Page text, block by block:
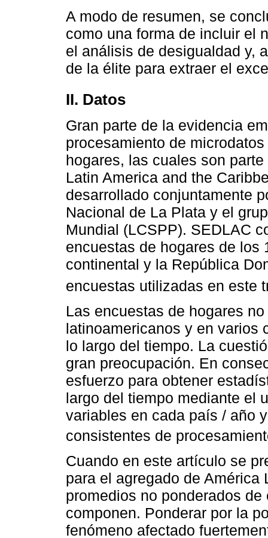
A modo de resumen, se
como una forma de incluir el
el análisis de desigualdad y,
de la élite para extraer el
II. Datos
Gran parte de la evidencia
procesamiento de
hogares, las cuales son
Latin America and the
desarrollado conjuntamente
Nacional de La Plata y el
Mundial (LCSPP). SEDLAC
encuestas de hogares de los
continental y la República
encuestas utilizadas en este
Las encuestas de hogares
latinoamericanos y en varios
lo largo del tiempo. La
gran preocupación. En
esfuerzo para obtener
largo del tiempo mediante el
variables en cada país / año
consistentes de
Cuando en este artículo se
para el agregado de
promedios no ponderados
componen. Ponderar por la
fenómeno afectado